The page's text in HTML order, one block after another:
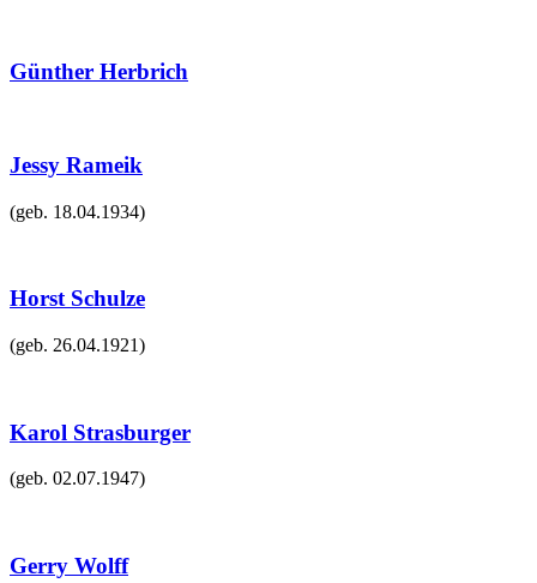
Günther Herbrich
Jessy Rameik
(geb. 18.04.1934)
Horst Schulze
(geb. 26.04.1921)
Karol Strasburger
(geb. 02.07.1947)
Gerry Wolff